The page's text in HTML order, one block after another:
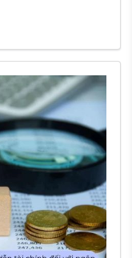
sự lần đầu có
định